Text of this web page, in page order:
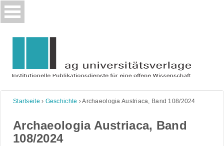
Skip
to
Startseite › Geschichte ›Archaeologia Austriaca, Band 108/2024
Archaeologia Austriaca, Band
108/2024